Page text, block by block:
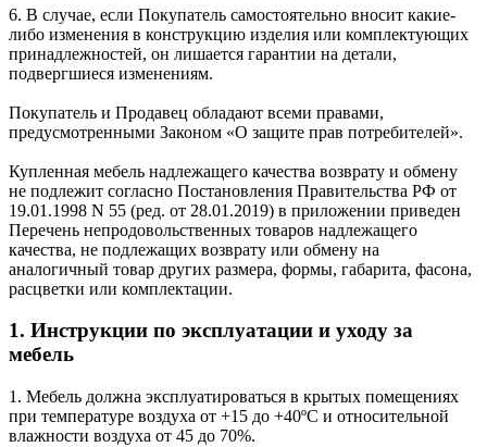
6. В случае, если Покупатель самостоятельно вносит какие-
либо изменения в конструкцию изделия или комплектующих
принадлежностей, он лишается гарантии на детали,
подвергшиеся изменениям.
Покупатель и Продавец обладают всеми правами,
предусмотренными Законом «О защите прав потребителей».
Купленная мебель надлежащего качества возврату и обмену
не подлежит согласно Постановления Правительства РФ от
19.01.1998 N 55 (ред. от 28.01.2019) в приложении приведен
Перечень непродовольственных товаров надлежащего
качества, не подлежащих возврату или обмену на
аналогичный товар других размера, формы, габарита, фасона,
расцветки или комплектации.
1. Инструкции по эксплуатации и уходу за
мебель
1. Мебель должна эксплуатироваться в крытых помещениях
при температуре воздуха от +15 до +40ºС и относительной
влажности воздуха от 45 до 70%.